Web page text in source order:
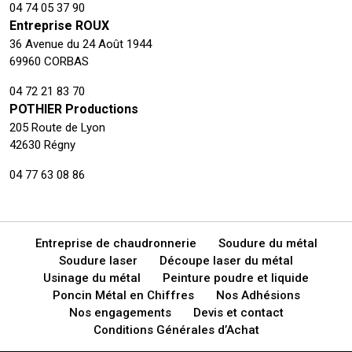
04 74 05 37 90
Entreprise ROUX
36 Avenue du 24 Août 1944
69960 CORBAS
04 72 21 83 70
POTHIER Productions
205 Route de Lyon
42630 Régny
04 77 63 08 86
Entreprise de chaudronnerie
Soudure du métal
Soudure laser
Découpe laser du métal
Usinage du métal
Peinture poudre et liquide
Poncin Métal en Chiffres
Nos Adhésions
Nos engagements
Devis et contact
Conditions Générales d’Achat